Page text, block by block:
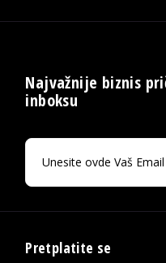
Najvažnije biznis
inboksu
Pretplatite se